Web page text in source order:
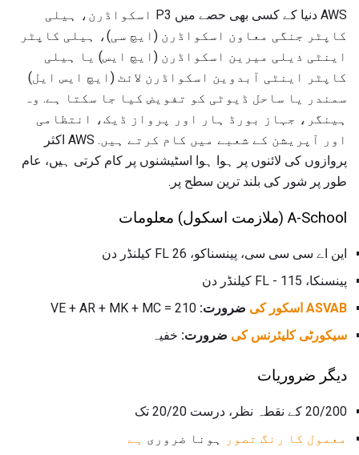
AWS دنیا کے کسی بھی حصے میں P3 اسکواڈرن، ہیلی
کاپٹر جنگی معاون اسکواڈرن (ایچ سی)، ہیلی کاپٹر
اینٹی ذیلی میرین اسکواڈرن (ایچ ایس) یا ہیلی
کاپٹر اینٹی آبدوین اسکواڈرن لائٹ (ایچ ایس ایل)
سمندر یا ساحل ڈیوٹی کو تفویض کیا جا سکتا ہے. وہ
ہینگر، جہاز بورڈ ہار اور پرواز ڈیک، انتظامی
اور آپریشن کے شعبے میں کام کرتے ہیں. AWS اکثر
پروازوں کی لائنوں پر ہوا ہوا اسٹیشنوں پر کام کرتی ہیں، عام
طور پر شور کی بلند ترین سطح پر.
A-School (ملازمت اسکول) معلومات
این اے سی سی سی، پینسناکو، FL 26 کیلنڈر دن
پینسنکا، FL - 115 کیلنڈر دن
ASVAB اسکور کی
ضرورت:
سیکورٹی کلیئرنس کی ضرورت: خفیہ
دیگر ضروریات
20/200 کے نقطہ نظر، درست 20/20 تک
معمول کا رنگ تصور
ہونا ضروری ہے